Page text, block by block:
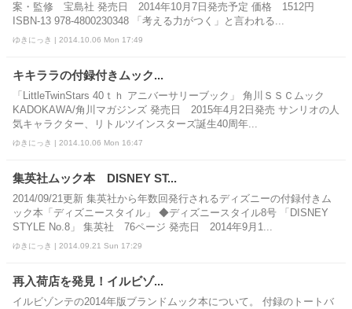
案・監修 宝島社 発売日 2014年10月7日発売予定 価格 1512円
ISBN-13 978-4800230348 「考える力がつく」と言われる...
ゆきにっき | 2014.10.06 Mon 17:49
キキララの付録付きムック...
「LittleTwinStars 40ｔｈ アニバーサリーブック」 角川ＳＳＣムック
KADOKAWA/角川マガジンズ 発売日 2015年4月2日発売 サンリオの人
気キャラクター、リトルツインスターズ誕生40周年...
ゆきにっき | 2014.10.06 Mon 16:47
集英社ムック本 DISNEY ST...
2014/09/21更新 集英社から年数回発行されるディズニーの付録付きム
ック本「ディズニースタイル」 ◆ディズニースタイル8号 「DISNEY
STYLE No.8」 集英社 76ページ 発売日 2014年9月1...
ゆきにっき | 2014.09.21 Sun 17:29
再入荷店を発見！イルビゾ...
イルビゾンテの2014年版ブランドムック本について。 付録のトートバ